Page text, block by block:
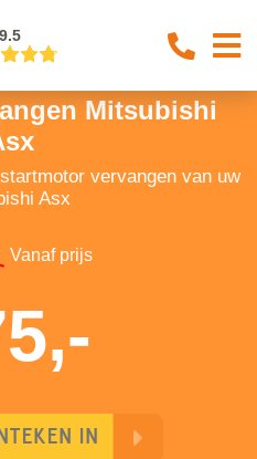
9.5
Mitsubishi
vervangen van uw
Asx
Vanaf prijs